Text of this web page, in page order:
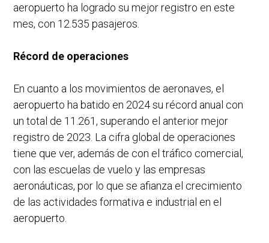
aeropuerto ha logrado su mejor registro en este
mes, con 12.535 pasajeros.
Récord de operaciones
En cuanto a los movimientos de aeronaves, el
aeropuerto ha batido en 2024 su récord anual con
un total de 11.261, superando el anterior mejor
registro de 2023. La cifra global de operaciones
tiene que ver, además de con el tráfico comercial,
con las escuelas de vuelo y las empresas
aeronáuticas, por lo que se afianza el crecimiento
de las actividades formativa e industrial en el
aeropuerto.